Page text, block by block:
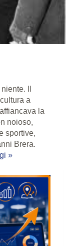
Il
a
la
noioso,
sportive,
Brera.
»